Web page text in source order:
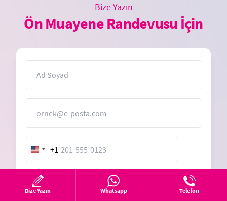
Bize Yazın
Ön Muayene Randevusu İçin
United
States
+1
+1
Mesaj
Bize Yazın Whatsapp Telefon